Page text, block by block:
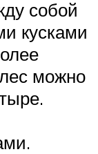
собой
кусками
можно